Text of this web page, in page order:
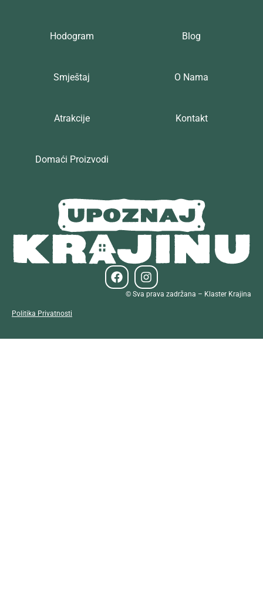
Hodogram
Smještaj
Atrakcije
Domaći Proizvodi
Blog
O Nama
Kontakt
© Sva prava zadržana – Klaster Krajina
Politika Privatnosti